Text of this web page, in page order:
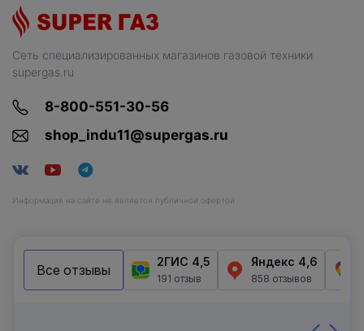
Сеть специализированных магазинов газовой техники
supergas.ru
8-800-551-30-56
shop_indu11@supergas.ru
Информация на сайте не является публичной офертой